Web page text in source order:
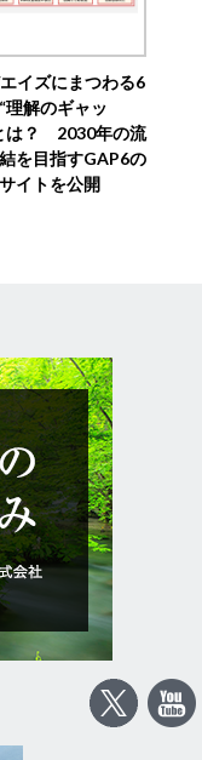
イズにまつわる6
理解のギャッ
は？ 2030年の流
を目指すGAP6の
サイトを公開